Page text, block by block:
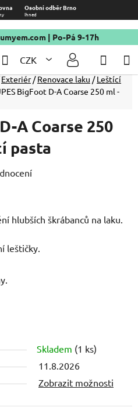
Osobní odběr Brno
Ihned
| Po-Pá 9-17h
CZK
Hledat
Exteriér / Renovace laku / Leštící
BigFoot D-A Coarse 250 ml -
hlubších škrábanců na laku.
leštičky.
Skladem (1 ks)
11.8.2026
Zobrazit možnosti
A Coarse 250
pasta